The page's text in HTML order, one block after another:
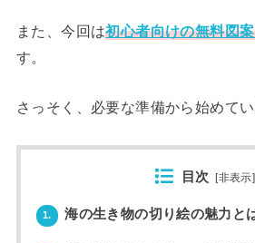
また、今回は初心者向けの無料図
す。
さっそく、必要な準備から始めてい
目次 [非表示]
1. 海の生き物の切り絵の魅力と